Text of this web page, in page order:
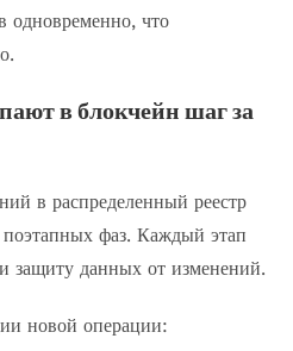
одновременно, что
в блокчейн шаг за
в распределенный реестр
поэтапных фаз. Каждый этап
защиту данных от изменений.
новой операции: